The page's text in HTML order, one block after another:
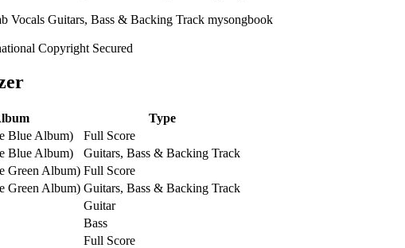
Copyright Secured
Type
Blue Album)
Full Score
Blue Album)
Guitars, Bass & Backing Track
Green Album) Full Score
Green Album) Guitars, Bass & Backing Track
Guitar
Bass
Full Score